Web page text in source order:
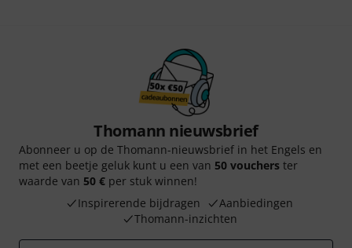
Thomann nieuwsbrief
Abonneer u op de Thomann-nieuwsbrief in het Engels en
met een beetje geluk kunt u een van 50 vouchers ter
waarde van 50 € per stuk winnen!
Inspirerende bijdragen
Aanbiedingen
Thomann-inzichten